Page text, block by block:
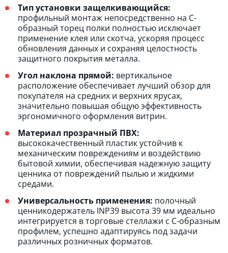
Тип установки защелкивающийся:
профильный монтаж непосредственно на С-
образный торец полки полностью исключает
применение клея или скотча, ускоряя процесс
обновления данных и сохраняя целостность
защитного покрытия металла.
Угол наклона прямой: вертикальное
расположение обеспечивает лучший обзор для
покупателя на средних и верхних ярусах,
значительно повышая общую эффективность
эргономичного оформления витрин.
Материал прозрачный ПВХ:
высококачественный пластик устойчив к
механическим повреждениям и воздействию
бытовой химии, обеспечивая надежную защиту
ценника от повреждений пылью и жидкими
средами.
Универсальность применения: полочный
ценникодержатель INP39 высота 39 мм идеально
интегрируется в торговые стеллажи с С-образным
профилем, успешно адаптируясь под задачи
различных розничных форматов.